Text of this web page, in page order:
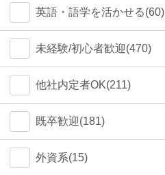
英語・語学を活かせる(60)
未経験/初心者歓迎(470)
他社内定者OK(211)
既卒歓迎(181)
外資系(15)